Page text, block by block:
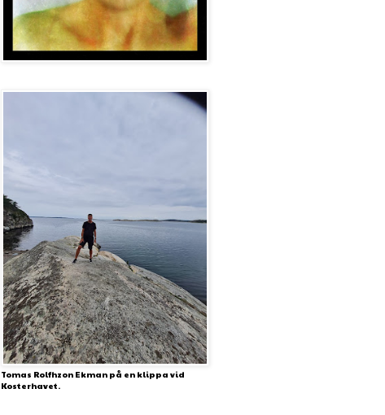
Tomas Rolfhzon Ekman på en klippa vid
Kosterhavet.